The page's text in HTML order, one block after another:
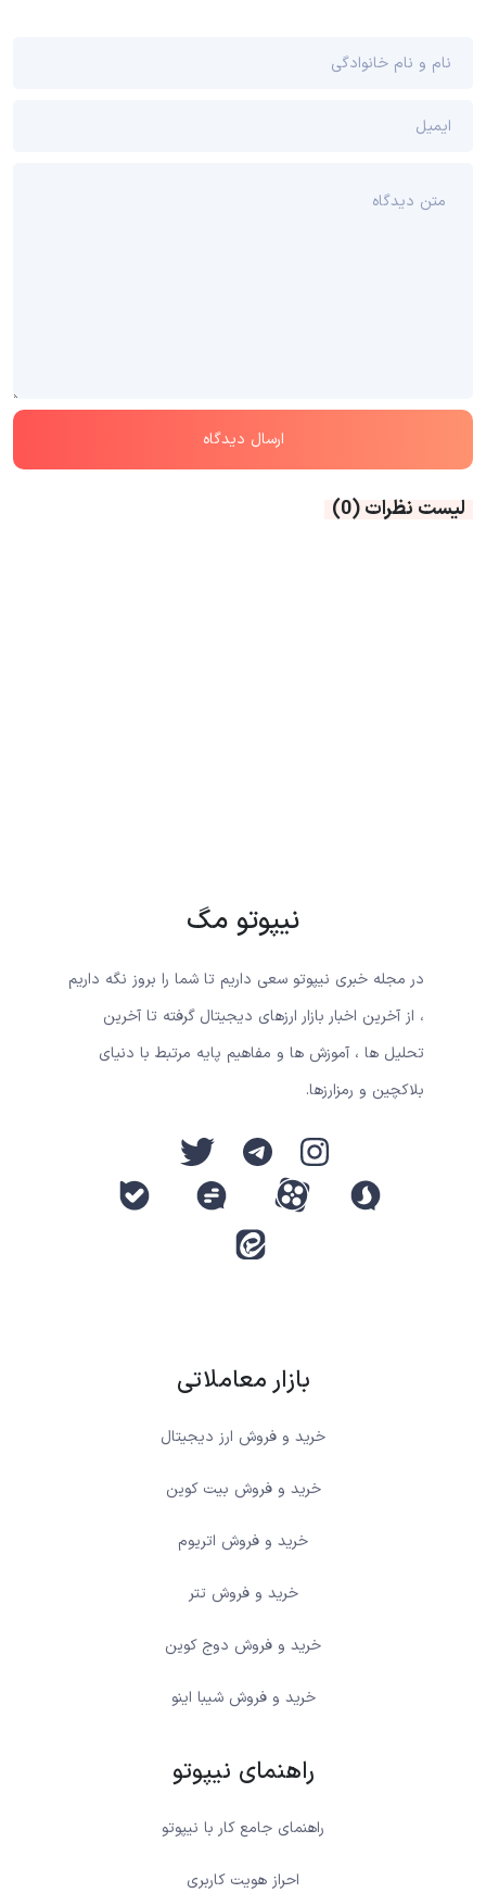
لیست نظرات(0)
نیپوتو مگ
در مجله خبری نیپوتو سعی داریم تا شما را بروز نگه داریم
، از آخرین اخبار بازار ارزهای دیجیتال گرفته تا آخرین
تحلیل ها ، آموزش ها و مفاهیم پایه مرتبط با دنیای
بلاکچین و رمزارزها.
بازار معاملاتی
خرید و فروش ارز دیجیتال
خرید و فروش بیت کوین
خرید و فروش اتریوم
خرید و فروش تتر
خرید و فروش دوج کوین
خرید و فروش شیبا اینو
راهنمای نیپوتو
راهنمای جامع کار با نیپوتو
احراز هویت کاربری